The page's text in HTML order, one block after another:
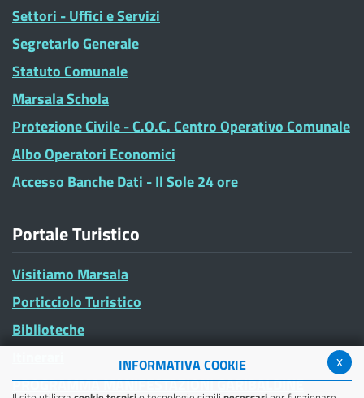
Settori - Uffici e Servizi
Segretario Generale
Statuto Comunale
Marsala Schola
Protezione Civile - C.O.C. Centro Operativo Comunale
Albo Operatori Economici
Accesso Banche Dati - Il Sole 24 ore
Portale Turistico
Visitiamo Marsala
Porticciolo Turistico
Biblioteche
PROGRAMMA MANIFESTAZIONI GARIBALDINE
x
INFORMATIVA COOKIE